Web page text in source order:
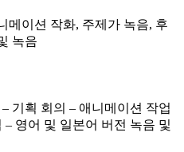
메이션 작화, 주제가 녹음, 후
녹음
기획 회의 – 애니메이션 작업
영어 및 일본어 버전 녹음 및